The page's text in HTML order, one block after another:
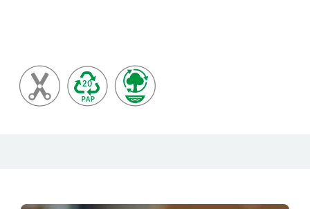
Umlaufende Kantenschutz kombiniert mit starkem
Knickschutz. Zweifach-Verschluss-System: